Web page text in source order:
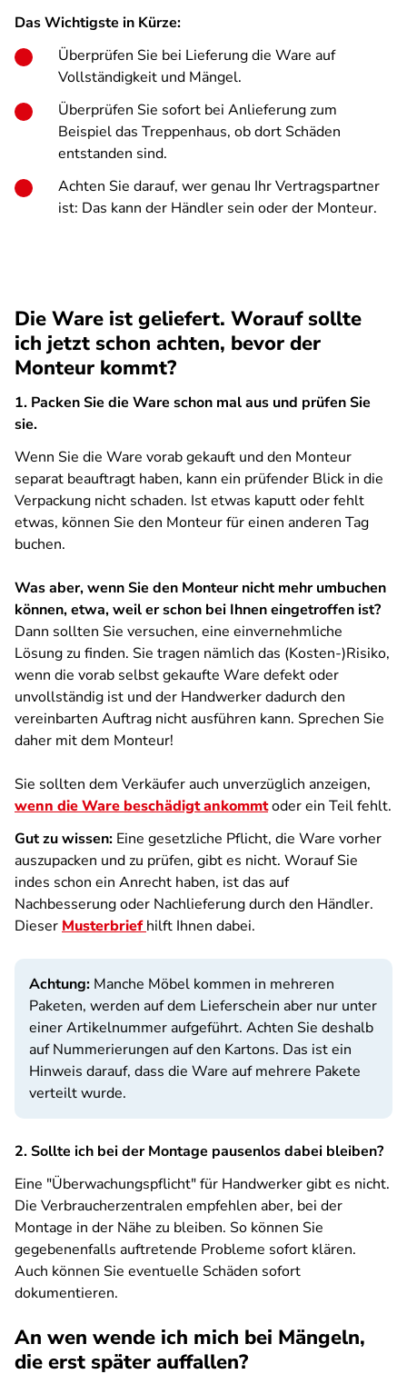
Das Wichtigste in Kürze:
Überprüfen Sie bei Lieferung die Ware auf
Vollständigkeit und Mängel.
Überprüfen Sie sofort bei Anlieferung zum
Beispiel das Treppenhaus, ob dort Schäden
entstanden sind.
Achten Sie darauf, wer genau Ihr Vertragspartner
ist: Das kann der Händler sein oder der Monteur.
Die Ware ist geliefert. Worauf sollte
ich jetzt schon achten, bevor der
Monteur kommt?
1. Packen Sie die Ware schon mal aus und prüfen Sie
sie.
Wenn Sie die Ware vorab gekauft und den Monteur
separat beauftragt haben, kann ein prüfender Blick in die
Verpackung nicht schaden. Ist etwas kaputt oder fehlt
etwas, können Sie den Monteur für einen anderen Tag
buchen.
Was aber, wenn Sie den Monteur nicht mehr umbuchen
können, etwa, weil er schon bei Ihnen eingetroffen ist?
Dann sollten Sie versuchen, eine einvernehmliche
Lösung zu finden. Sie tragen nämlich das (Kosten-)Risiko,
wenn die vorab selbst gekaufte Ware defekt oder
unvollständig ist und der Handwerker dadurch den
vereinbarten Auftrag nicht ausführen kann. Sprechen Sie
daher mit dem Monteur!
Sie sollten dem Verkäufer auch unverzüglich anzeigen,
wenn die Ware beschädigt ankommtoder ein Teil fehlt.
Gut zu wissen: Eine gesetzliche Pflicht, die Ware vorher
auszupacken und zu prüfen, gibt es nicht. Worauf Sie
indes schon ein Anrecht haben, ist das auf
Nachbesserung oder Nachlieferung durch den Händler.
Dieser Musterbriefhilft Ihnen dabei.
Achtung: Manche Möbel kommen in mehreren
Paketen, werden auf dem Lieferschein aber nur unter
einer Artikelnummer aufgeführt. Achten Sie deshalb
auf Nummerierungen auf den Kartons. Das ist ein
Hinweis darauf, dass die Ware auf mehrere Pakete
verteilt wurde.
2. Sollte ich bei der Montage pausenlos dabei bleiben?
Eine "Überwachungspflicht" für Handwerker gibt es nicht.
Die Verbraucherzentralen empfehlen aber, bei der
Montage in der Nähe zu bleiben. So können Sie
gegebenenfalls auftretende Probleme sofort klären.
Auch können Sie eventuelle Schäden sofort
dokumentieren.
An wen wende ich mich bei Mängeln,
die erst später auffallen?